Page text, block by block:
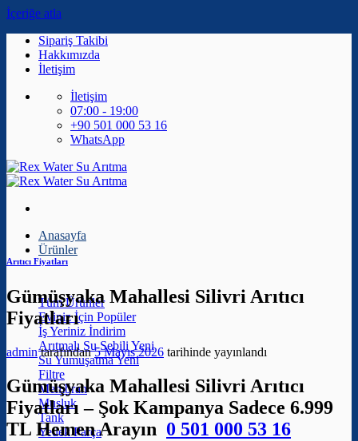
İçeriğe atla
Sipariş Takibi
Hakkımızda
İletişim
İletişim
07:00 - 19:00
+90 501 000 53 16
WhatsApp
Anasayfa
Ürünler
Tüm Ürünler
Eviniz İçin
İş Yeriniz
Arıtmalı Su Sebili
Su Yumuşatma
Filtre
Membran
Musluk
Tank
Yedek Parça
Arıtıcı Fiyatları
Gümüşyaka Mahallesi Silivri Arıtıcı
Fiyatları
admintarafından 5 Mayıs 2026 tarihinde yayınlandı
Gümüşyaka Mahallesi Silivri Arıtıcı
Fiyatları – Şok Kampanya Sadece 6.999
TL Hemen Arayın 0 501 000 53 16